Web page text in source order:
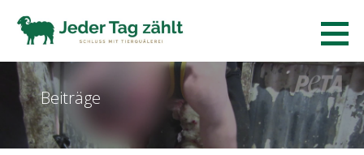
Inhalt
Jeder Tag zaehlt.
Beiträge